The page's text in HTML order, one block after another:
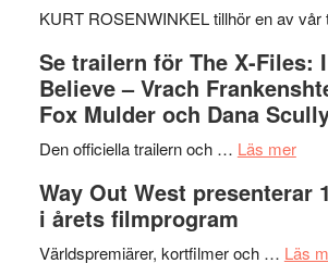
KURT ROSENWINKEL tillhör en av
Se trailern för The X-Files:
Believe – Vrach
Fox Mulder och Dana
Den officiella trailern och … Läs merom
The
Way Out West presenterar
i årets filmprogram
Världspremiärer, kortfilmer och … Läs